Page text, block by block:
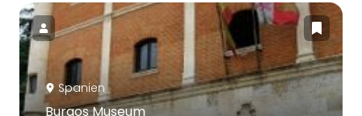
Spanien
Burgos Museum